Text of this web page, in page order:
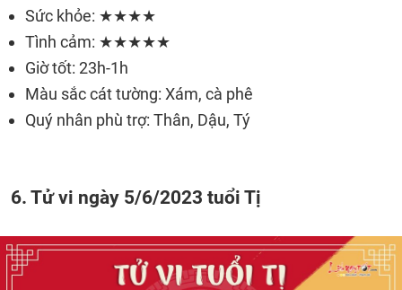
Sức khỏe: ★★★★
Tình cảm: ★★★★★
Giờ tốt: 23h-1h
Màu sắc cát tường: Xám, cà phê
Quý nhân phù trợ: Thân, Dậu, Tý
6. Tử vi ngày 5/6/2023 tuổi Tị